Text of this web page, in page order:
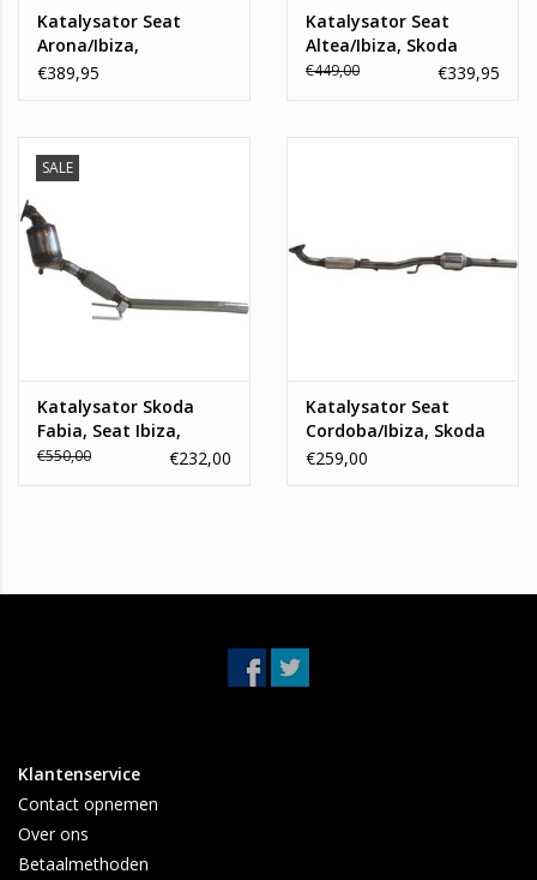
Katalysator Seat
Arona/Ibiza,
Volkswagen Polo VI
€389,95
Katalysator Seat
Altea/Ibiza, Skoda
Fabia/Roomster,
€449,00 €339,95
SALE
Katalysator Skoda
Fabia, Seat Ibiza,
Volkswagen Polo
€550,00 €232,00
Katalysator Seat
Cordoba/Ibiza, Skoda
Fabia/Roomster,
€259,00
Klantenservice
Contact opnemen
Over ons
Betaalmethoden